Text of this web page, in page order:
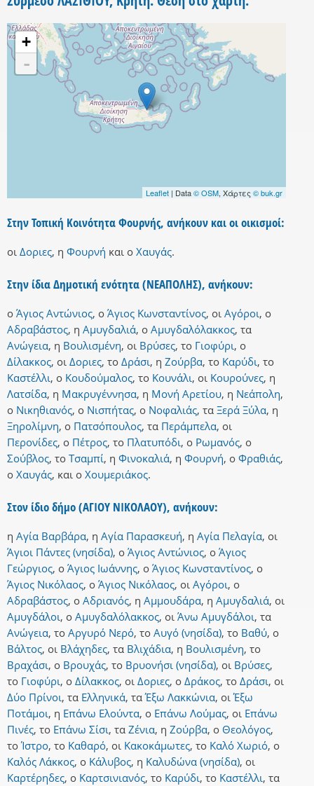
+
-
Leaflet | Data© OSM, Χάρτες © buk.gr
Στην Τοπική Κοινότητα Φουρνής, ανήκουν και οι οικισμοί:
οι Δοριες, η Φουρνή και ο Χαυγάς.
Στην ίδια Δημοτική ενότητα (ΝΕΑΠΟΛΗΣ), ανήκουν:
ο Άγιος Αντώνιος, ο Άγιος Κωνσταντίνος, οι Αγόροι, ο
Αδραβάστος, η Αμυγδαλιά, ο Αμυγδαλόλακκος, τα
Ανώγεια, η Βουλισμένη, οι Βρύσες, το Γιοφύρι, ο
Δίλακκος, οι Δοριες, το Δράσι, η Ζούρβα, το Καρύδι, το
Καστέλλι, ο Κουδούμαλος, το Κουνάλι, οι Κουρούνες, η
Λατσίδα, η Μακρυγέννησα, η Μονή Αρετίου, η Νεάπολη,
ο Νικηθιανός, ο Νισπήτας, ο Νοφαλιάς, τα Ξερά Ξύλα, η
Ξηρολίμνη, ο Πατσόπουλος, τα Περάμπελα, οι
Περονίδες, ο Πέτρος, το Πλατυπόδι, ο Ρωμανός, ο
Σούβλος, το Τσαμπί, η Φινοκαλιά, η Φουρνή, ο Φραθιάς,
ο Χαυγάς, και ο Χουμεριάκος.
Στον ίδιο δήμο (ΑΓΙΟΥ ΝΙΚΟΛΑΟΥ), ανήκουν:
η Αγία Βαρβάρα, η Αγία Παρασκευή, η Αγία Πελαγία, οι
Άγιοι Πάντες (νησίδα), ο Άγιος Αντώνιος, ο Άγιος
Γεώργιος, ο Άγιος Ιωάννης, ο Άγιος Κωνσταντίνος, ο
Άγιος Νικόλαος, ο Άγιος Νικόλαος, οι Αγόροι, ο
Αδραβάστος, ο Αδριανός, η Αμμουδάρα, η Αμυγδαλιά, οι
Αμυγδάλοι, ο Αμυγδαλόλακκος, οι Άνω Αμυγδάλοι, τα
Ανώγεια, το Αργυρό Νερό, το Αυγό (νησίδα), το Βαθύ, ο
Βάλτος, οι Βλάχηδες, τα Βλιχάδια, η Βουλισμένη, το
Βραχάσι, ο Βρουχάς, το Βρυονήσι (νησίδα), οι Βρύσες,
το Γιοφύρι, ο Δίλακκος, οι Δοριες, ο Δράκος, το Δράσι, οι
Δύο Πρίνοι, τα Ελληνικά, τα Έξω Λακκώνια, οι Έξω
Ποτάμοι, η Επάνω Ελούντα, ο Επάνω Λούμας, οι Επάνω
Πινές, το Επάνω Σίσι, τα Ζένια, η Ζούρβα, ο Θεολόγος,
το Ίστρο, το Καθαρό, οι Κακοκάμωτες, το Καλό Χωριό, ο
Καλός Λάκκος, ο Κάλυβος, η Καλυδώνα (νησίδα), οι
Καρτέρηδες, ο Καρτσινιανός, το Καρύδι, το Καστέλλι, τα